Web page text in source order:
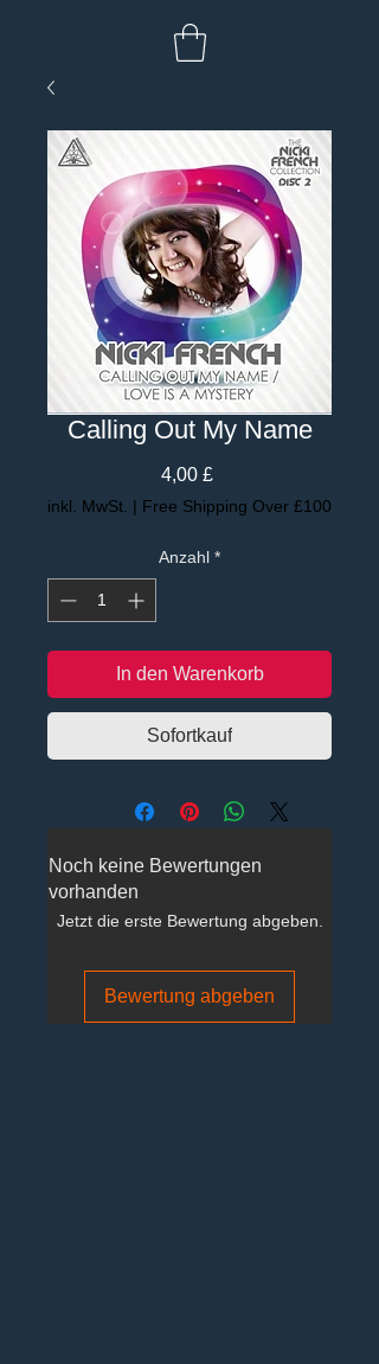
Calling Out My Name
4,00 £Preis
inkl. MwSt. | Free Shipping Over £100
Anzahl *
In den Warenkorb
Sofortkauf
Noch keine Bewertungen
vorhanden
Jetzt die erste Bewertung abgeben.
Bewertung abgeben